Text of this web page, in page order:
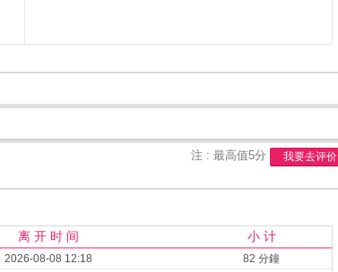
注 : 最高值5分 我要去评价
离 开 时 间 小 计
2026-08-08 12:18
82 分鐘